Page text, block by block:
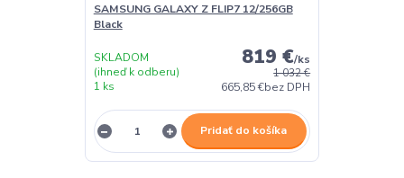
SAMSUNG GALAXY Z FLIP7 12/256GB
Black
1 032 €
819 €/ks
665,85 €bez DPH
SKLADOM
(ihneď k odberu)
1 ks
Pridať do košíka